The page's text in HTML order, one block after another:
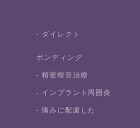
- ダイレクト
ボンディング
- 精密根管治療
- インプラント周囲炎
- 痛みに配慮した